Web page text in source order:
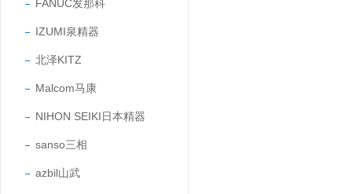
FANUC发那科
IZUMI泉精器
北泽KITZ
Malcom马康
NIHON SEIKI日本精器
sanso三相
azbil山武